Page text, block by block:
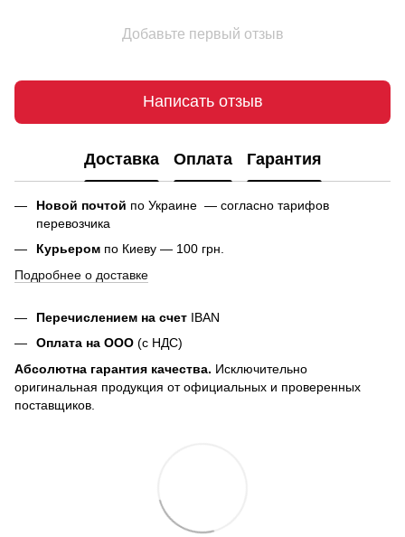
Добавьте первый отзыв
Написать отзыв
Доставка Оплата Гарантия
Новой почтой по Украине — согласно тарифов
перевозчика
Курьером по Киеву — 100 грн.
Подробнее о доставке
Перечислением на счет IBAN
Оплата на ООО (с НДС)
Абсолютна гарантия качества. Исключительно
оригинальная продукция от официальных и проверенных
поставщиков.